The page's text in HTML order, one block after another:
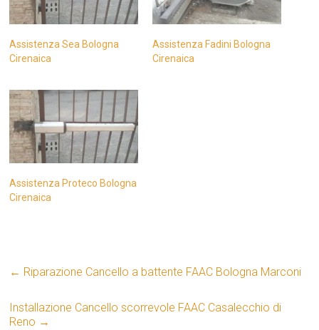
Assistenza Sea Bologna
Cirenaica
Assistenza Fadini Bologna
Cirenaica
Assistenza Proteco Bologna
Cirenaica
← Riparazione Cancello a battente FAAC Bologna Marconi
Installazione Cancello scorrevole FAAC Casalecchio di
Reno →